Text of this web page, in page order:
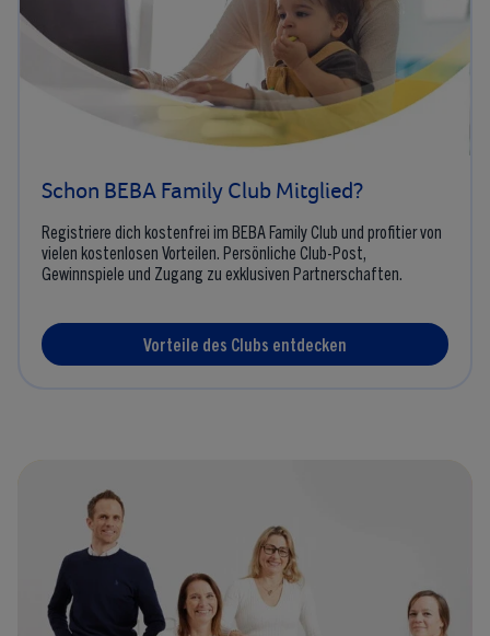
Schon BEBA Family Club Mitglied?
Registriere dich kostenfrei im BEBA Family Club und profitier von
vielen kostenlosen Vorteilen. Persönliche Club-Post,
Gewinnspiele und Zugang zu exklusiven Partnerschaften.
Vorteile des Clubs entdecken